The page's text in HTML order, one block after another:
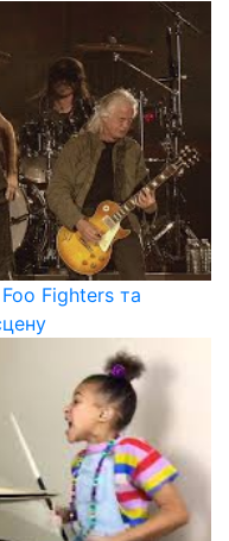
Fighters та